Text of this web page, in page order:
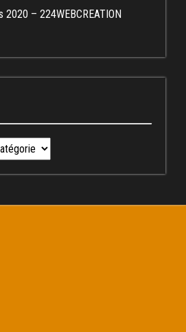
– 224WEBCREATION